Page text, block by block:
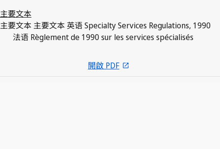
主要文本
主要文本 主要文本 英语Specialty Services Regulations, 1990
法语 Règlement de 1990 sur les services spécialisés
開啟 PDF open_in_new